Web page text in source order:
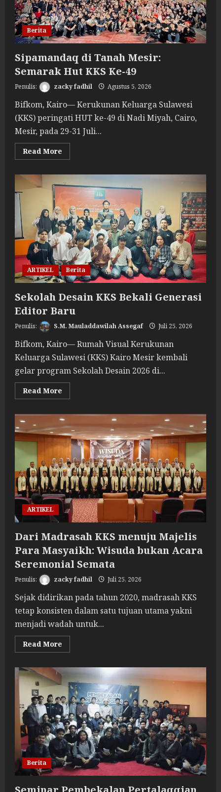
Berita
Sipamandaq di Tanah Mesir:
Semarak Hut KKS Ke-49
zacky fadhil Agustus 5, 2026
Bifkom, Kairo— Kerukunan Keluarga Sulawesi
(KKS) peringati HUT ke-49 di Nadi Miyah, Cairo,
Mesir, pada 29-31 Juli...
Read More
more
Tanah
Mesir:
Semarak
Hut
KKS
Ke-
49
ARTIKEL Berita
Sekolah Desain KKS Bekali Generasi
Editor Baru
S.M. Mauladdawilah Assegaf Juli 25, 2026
Bifkom, Kairo— Rumah Visual Kerukunan
Keluarga Sulawesi (KKS) Kairo Mesir kembali
gelar program Sekolah Desain 2026 di...
Read More
more
Desain
KKS
Bekali
Generasi
Editor
Baru
ARTIKEL
Dari Madrasah KKS menuju Majelis
Para Masyaikh: Wisuda bukan Acara
Seremonial Semata
zacky fadhil Juli 25, 2026
Sejak didirikan pada tahun 2020, madrasah KKS
tetap konsisten dalam satu tujuan utama yakni
menjadi wadah untuk...
Read More
more
Madrasah
KKS
menuju
Majelis
Para
Masyaikh:
Wisuda
bukan
Acara
Seremonial
Semata
Berita